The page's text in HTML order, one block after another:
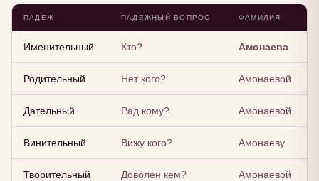
ПАДЕЖ ПАДЕЖНЫЙ ВОПРОС ФАМИЛИЯ
Именительный Кто? Амонаева
Родительный Нет кого? Амонаевой
Дательный Рад кому? Амонаевой
Винительный Вижу кого? Амонаеву
Творительный Доволен кем? Амонаевой